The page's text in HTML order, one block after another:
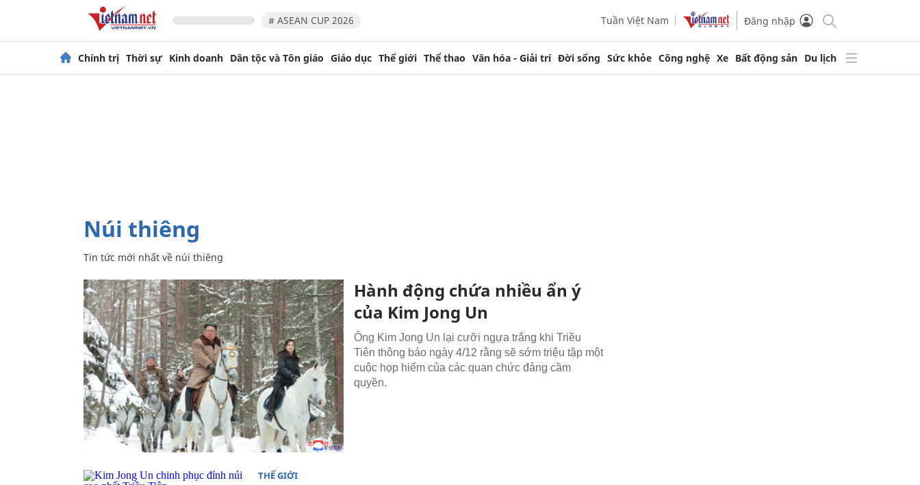
# ASEAN CUP 2026 Tuần Việt Nam Đăng nhập
Chính trị Thời sự Kinh doanh Dân tộc và Tôn giáo Giáo dục Thế giới Thể thao Văn hóa - Giải trí Đời sống Sức khỏe Công nghệ Xe Bất động sản Du lịch
núi thiêng
Tin tức mới nhất về núi thiêng
Hành động chứa nhiều ẩn ý
của Kim Jong Un
Ông Kim Jong Un lại cưỡi ngựa trắng khi Triều
Tiên thông báo ngày 4/12 rằng sẽ sớm triệu tập một
cuộc họp hiếm của các quan chức đảng cầm
quyền.
THẾ GIỚI